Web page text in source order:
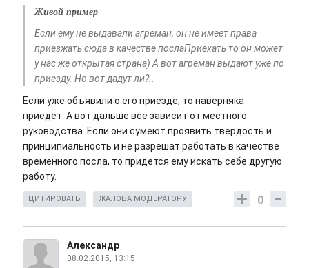
Живой пример
Если ему не выдавали агреман, он не имеет права
приезжать сюда в качестве послаПриехать то он может
у нас же открытая страна) А вот агреман выдают уже по
приезду. Но вот дадут ли?..
Если уже объявили о его приезде, то наверняка
приедет. А вот дальше все зависит от местного
руководства. Если они сумеют проявить твердость и
принципиальность и не разрешат работать в качестве
временного посла, то придется ему искать себе другую
работу.
0
ЦИТИРОВАТЬ ЖАЛОБА МОДЕРАТОРУ
Александр
08.02.2015, 13:15